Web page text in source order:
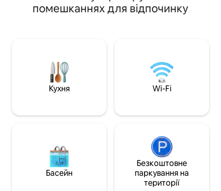
куб, Простора ванна кімната/ванна/
душ. Відкритий простір із кухнею для
головним будинком, тут є повна
незалежність і приватність. Ідеальне
місце відпочинку для любителів
природи на краю лісу. 8 хвилин до
14 хвилин до поїзда S-6)
помешканнях для відпочинку
Кухня Wi-Fi
Басейн
Безкоштовне
паркування на
території